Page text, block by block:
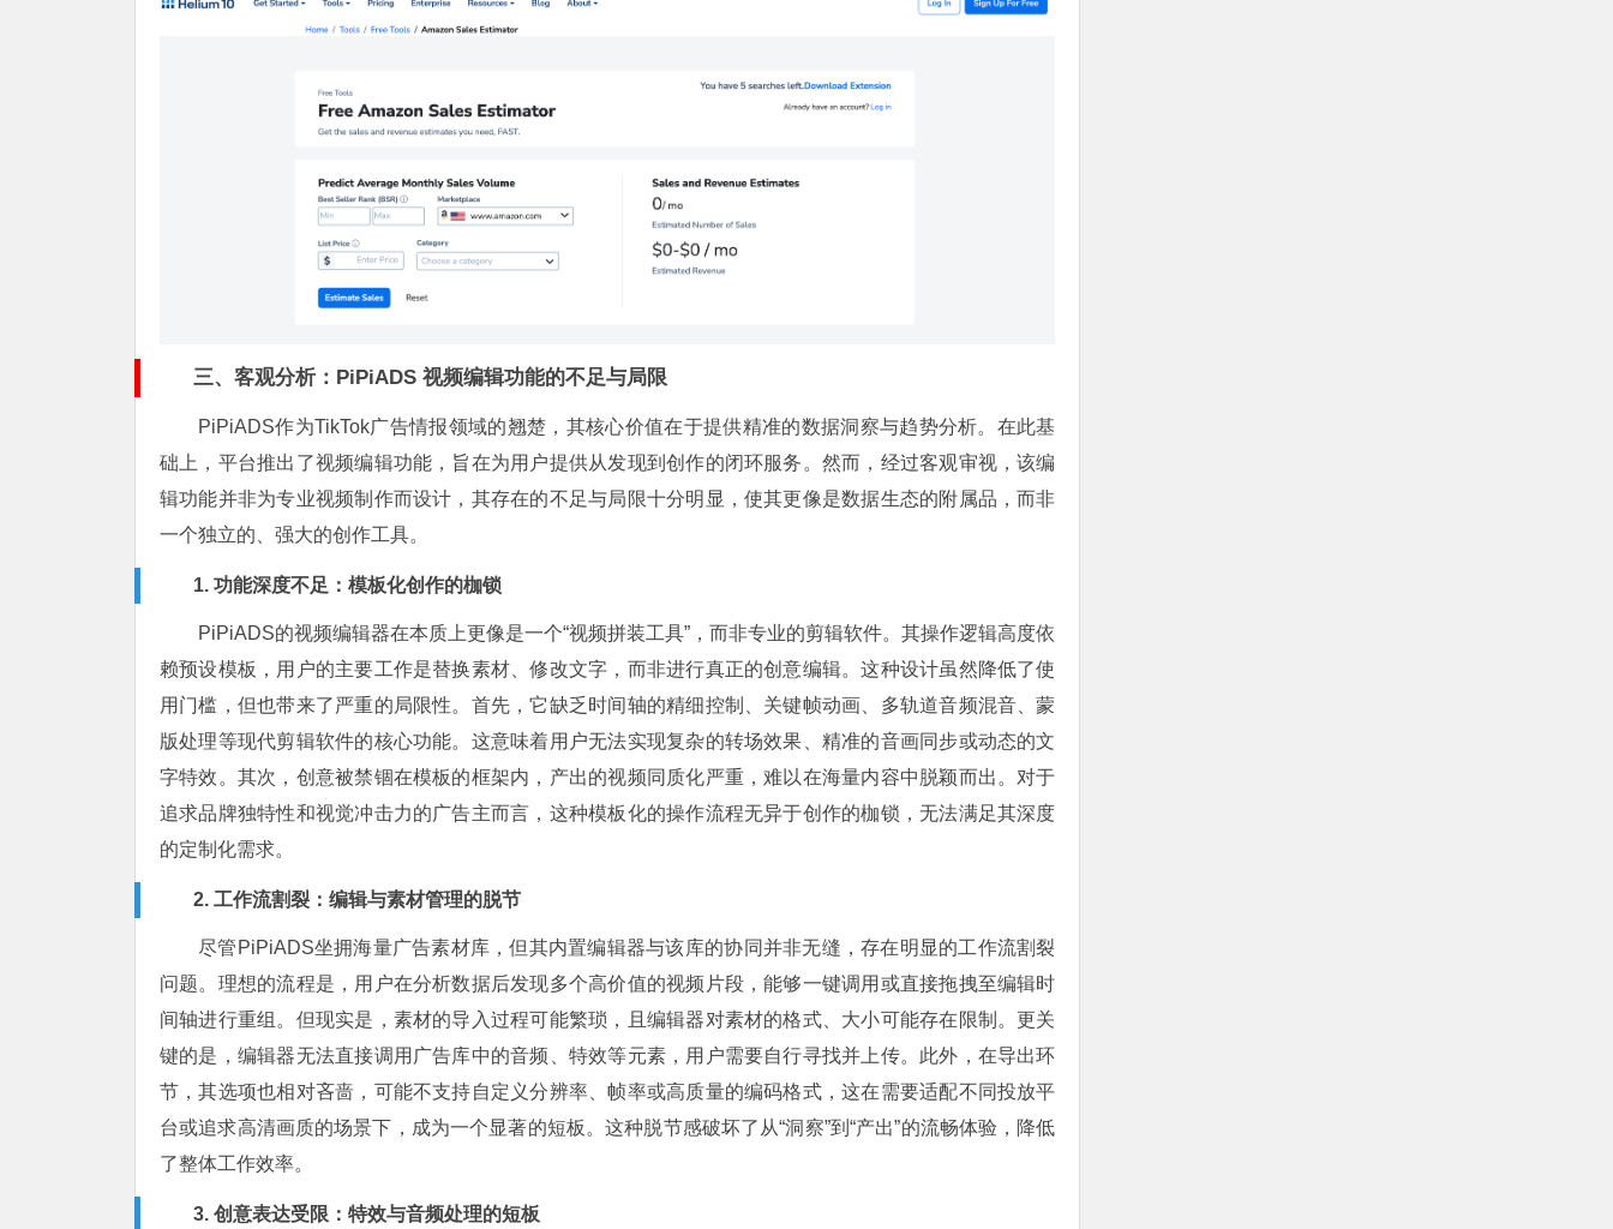
三、客观分析：PiPiADS 视频编辑功能的不足与局限
PiPiADS作为TikTok广告情报领域的翘楚，其核心价值在于提供精准的数据洞察与趋势分析。在此基
础上，平台推出了视频编辑功能，旨在为用户提供从发现到创作的闭环服务。然而，经过客观审视，该编
辑功能并非为专业视频制作而设计，其存在的不足与局限十分明显，使其更像是数据生态的附属品，而非
一个独立的、强大的创作工具。
1. 功能深度不足：模板化创作的枷锁
PiPiADS的视频编辑器在本质上更像是一个“视频拼装工具”，而非专业的剪辑软件。其操作逻辑高度依
赖预设模板，用户的主要工作是替换素材、修改文字，而非进行真正的创意编辑。这种设计虽然降低了使
用门槛，但也带来了严重的局限性。首先，它缺乏时间轴的精细控制、关键帧动画、多轨道音频混音、蒙
版处理等现代剪辑软件的核心功能。这意味着用户无法实现复杂的转场效果、精准的音画同步或动态的文
字特效。其次，创意被禁锢在模板的框架内，产出的视频同质化严重，难以在海量内容中脱颖而出。对于
追求品牌独特性和视觉冲击力的广告主而言，这种模板化的操作流程无异于创作的枷锁，无法满足其深度
的定制化需求。
2. 工作流割裂：编辑与素材管理的脱节
尽管PiPiADS坐拥海量广告素材库，但其内置编辑器与该库的协同并非无缝，存在明显的工作流割裂
问题。理想的流程是，用户在分析数据后发现多个高价值的视频片段，能够一键调用或直接拖拽至编辑时
间轴进行重组。但现实是，素材的导入过程可能繁琐，且编辑器对素材的格式、大小可能存在限制。更关
键的是，编辑器无法直接调用广告库中的音频、特效等元素，用户需要自行寻找并上传。此外，在导出环
节，其选项也相对吝啬，可能不支持自定义分辨率、帧率或高质量的编码格式，这在需要适配不同投放平
台或追求高清画质的场景下，成为一个显著的短板。这种脱节感破坏了从“洞察”到“产出”的流畅体验，降低
了整体工作效率。
3. 创意表达受限：特效与音频处理的短板